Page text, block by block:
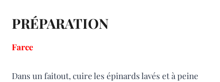
PRÉPARATION
Farce
Dans un faitout, cuire les épinards lavés et à peine